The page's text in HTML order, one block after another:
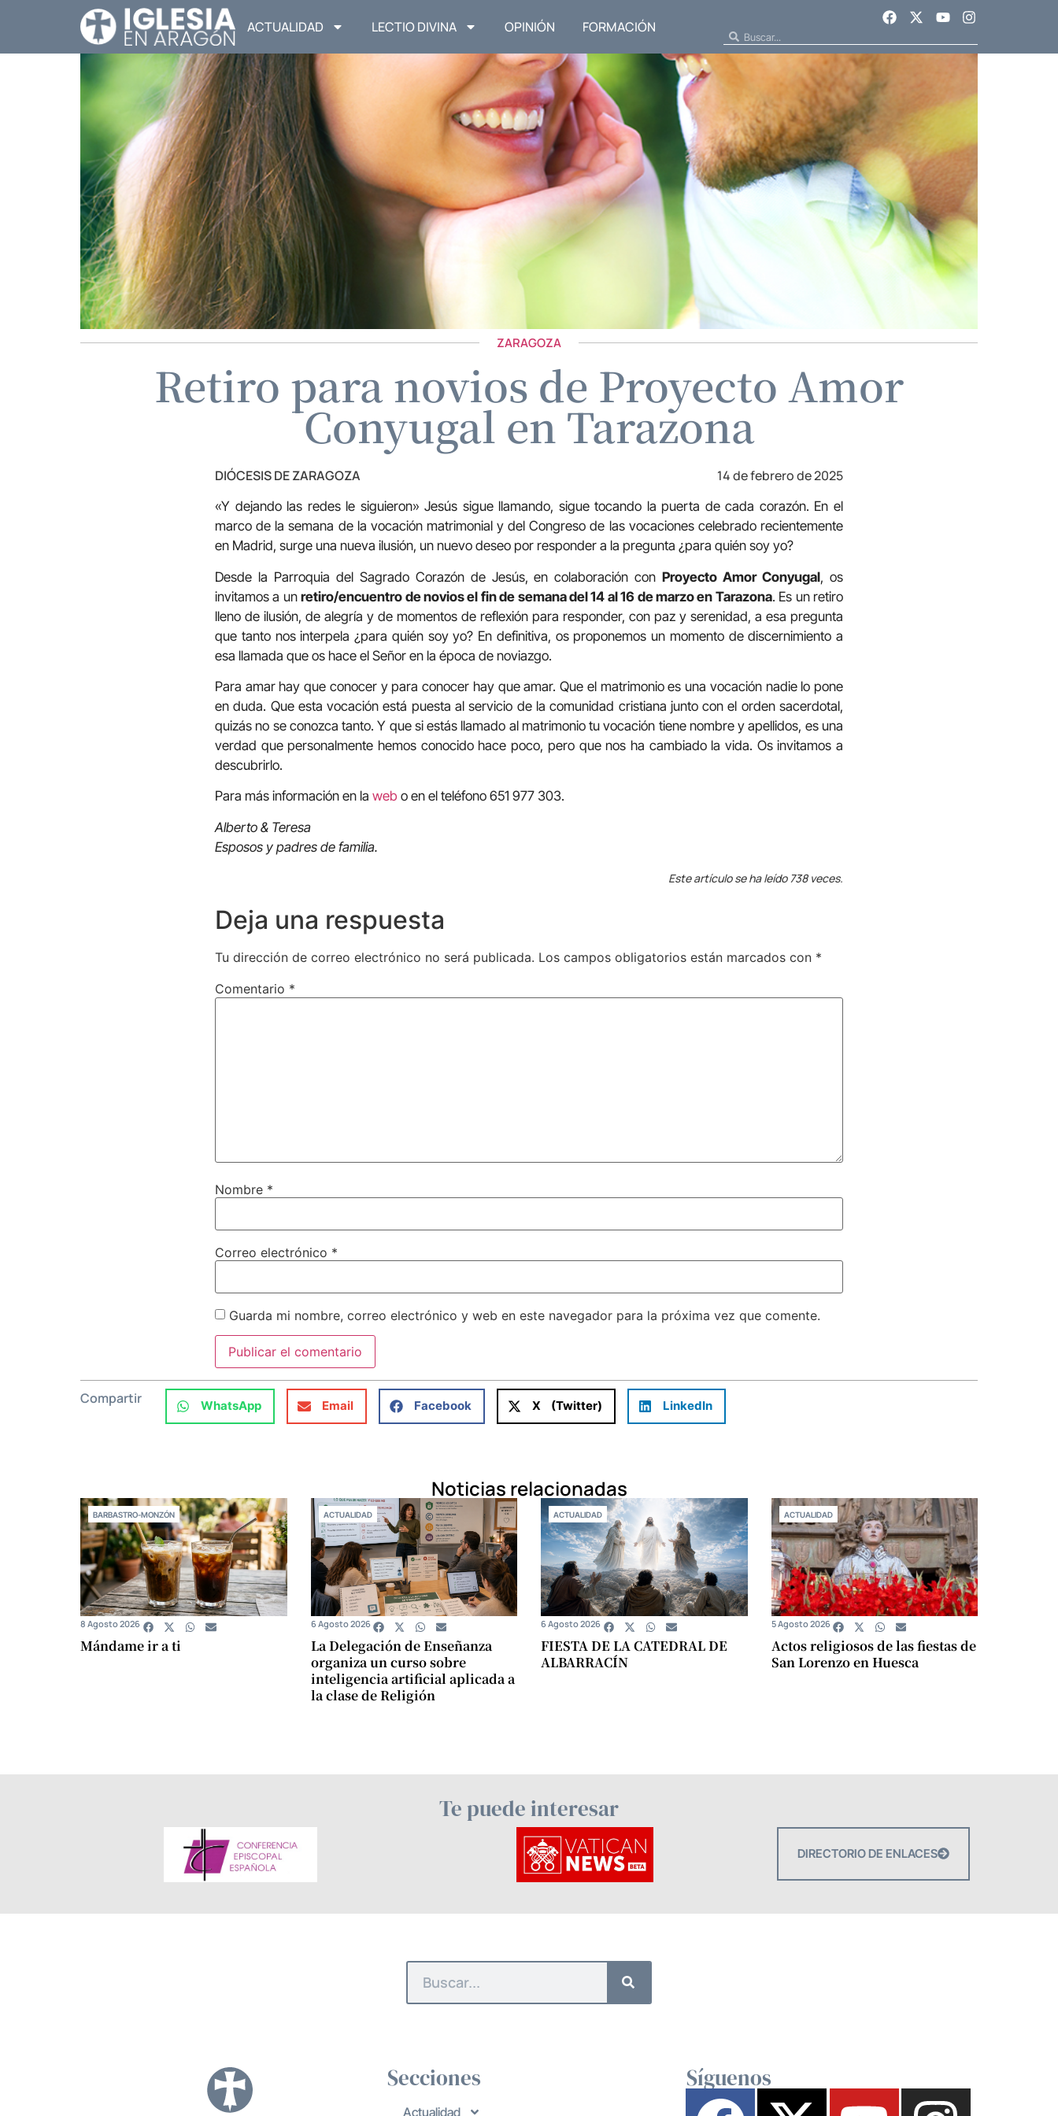
ACTUALIDAD LECTIO DIVINA OPINIÓN FORMACIÓN
ZARAGOZA
Retiro para novios de Proyecto Amor
Conyugal en Tarazona
DIÓCESIS DE ZARAGOZA 14 de febrero de 2025
«Y dejando las redes le siguieron» Jesús sigue llamando, sigue tocando la puerta de cada corazón. En el
marco de la semana de la vocación matrimonial y del Congreso de las vocaciones celebrado recientemente
en Madrid, surge una nueva ilusión, un nuevo deseo por responder a la pregunta ¿para quién soy yo?
Desde la Parroquia del Sagrado Corazón de Jesús, en colaboración conProyecto Amor Conyugal, os
invitamos a unretiro/encuentro de novios el fin de semana del 14 al 16 de marzo en Tarazona. Es un retiro
lleno de ilusión, de alegría y de momentos de reflexión para responder, con paz y serenidad, a esa pregunta
que tanto nos interpela ¿para quién soy yo? En definitiva, os proponemos un momento de discernimiento a
esa llamada que os hace el Señor en la época de noviazgo.
Para amar hay que conocer y para conocer hay que amar. Que el matrimonio es una vocación nadie lo pone
en duda. Que esta vocación está puesta al servicio de la comunidad cristiana junto con el orden sacerdotal,
quizás no se conozca tanto. Y que si estás llamado al matrimonio tu vocación tiene nombre y apellidos, es una
verdad que personalmente hemos conocido hace poco, pero que nos ha cambiado la vida. Os invitamos a
descubrirlo.
Para más información en la web o en el teléfono 651 977 303.
Alberto & Teresa
Esposos y padres de familia.
Este artículo se ha leído 738 veces.
Deja una respuesta
Tu dirección de correo electrónico no será publicada. Los campos obligatorios están marcados con *
Comentario *
Nombre *
Correo electrónico *
Guarda mi nombre, correo electrónico y web en este navegador para la próxima vez que comente.
Compartir WhatsApp Email Facebook X (Twitter) LinkedIn
Noticias relacionadas
BARBASTRO-MONZÓN
Mándame ir a ti
8 Agosto 2026
ACTUALIDAD
La Delegación de Enseñanza
organiza un curso sobre
inteligencia artificial aplicada a
la clase de Religión
6 Agosto 2026
ACTUALIDAD
FIESTA DE LA CATEDRAL DE
ALBARRACÍN
6 Agosto 2026
ACTUALIDAD
Actos religiosos de las fiestas de
San Lorenzo en Huesca
5 Agosto 2026
Te puede interesar
DIRECTORIO DE ENLACES
Secciones
Actualidad
Síguenos